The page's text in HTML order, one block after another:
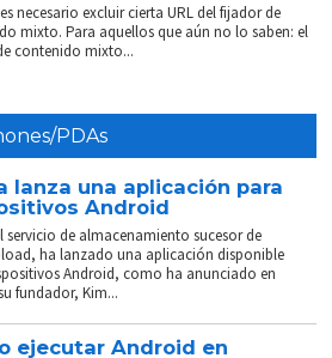
necesario excluir cierta URL del fijador de
mixto. Para aquellos que aún no lo saben: el
contenido mixto...
PDAs
lanza una aplicación para
Android
servicio de almacenamiento sucesor de
ha lanzado una aplicación disponible
Android, como ha anunciado en
fundador, Kim...
ejecutar Android en